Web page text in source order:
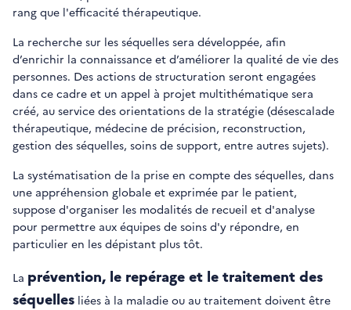
rang que l'efficacité thérapeutique.
La recherche sur les séquelles sera développée, afin
d’enrichir la connaissance et d’améliorer la qualité de vie des
personnes. Des actions de structuration seront engagées
dans ce cadre et un appel à projet multithématique sera
créé, au service des orientations de la stratégie (désescalade
thérapeutique, médecine de précision, reconstruction,
gestion des séquelles, soins de support, entre autres sujets).
La systématisation de la prise en compte des séquelles, dans
une appréhension globale et exprimée par le patient,
suppose d'organiser les modalités de recueil et d'analyse
pour permettre aux équipes de soins d'y répondre, en
particulier en les dépistant plus tôt.
La prévention, le repérage et le traitement des
séquelles liées à la maladie ou au traitement doivent être